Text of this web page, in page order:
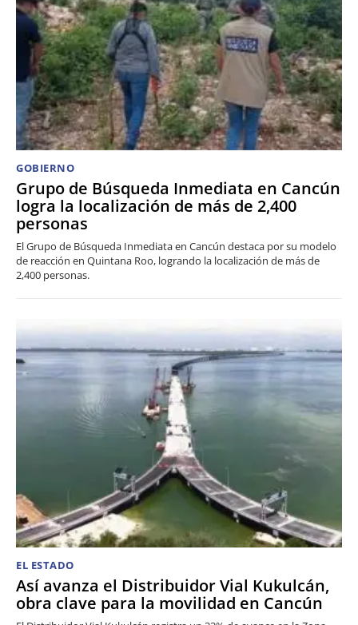
GOBIERNO
Grupo de Búsqueda Inmediata en Cancún
logra la localización de más de 2,400
personas
El Grupo de Búsqueda Inmediata en Cancún destaca por su modelo
de reacción en Quintana Roo, logrando la localización de más de
2,400 personas.
EL ESTADO
Así avanza el Distribuidor Vial Kukulcán,
obra clave para la movilidad en Cancún